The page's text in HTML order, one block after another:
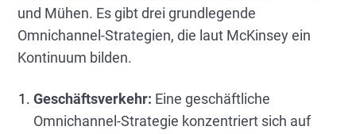
und Mühen. Es gibt drei grundlegende
Omnichannel-Strategien, die laut McKinsey ein
Kontinuum bilden.
Geschäftsverkehr: Eine geschäftliche
Omnichannel-Strategie konzentriert sich auf